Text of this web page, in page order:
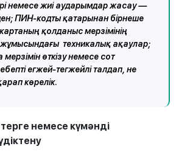
немесе жиі аударымдар жасау —
ПИН-кодты қатарынан бірнеше
картаның қолданыс мерзімінің
техникалық ақаулар;
өткізу немесе сот
егжей-тегжейлі талдап, не
көрелік.
немесе күмәнді